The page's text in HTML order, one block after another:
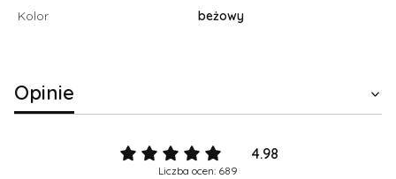
Kolor beżowy
Opinie
4.98
Liczba ocen: 689